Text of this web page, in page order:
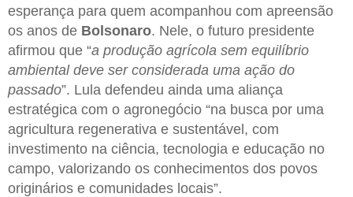
esperança para quem acompanhou com apreensão
os anos de Bolsonaro. Nele, o futuro presidente
afirmou que “a produção agrícola sem equilíbrio
ambiental deve ser considerada uma ação do
passado”. Lula defendeu ainda uma aliança
estratégica com o agronegócio “na busca por uma
agricultura regenerativa e sustentável, com
investimento na ciência, tecnologia e educação no
campo, valorizando os conhecimentos dos povos
originários e comunidades locais”.